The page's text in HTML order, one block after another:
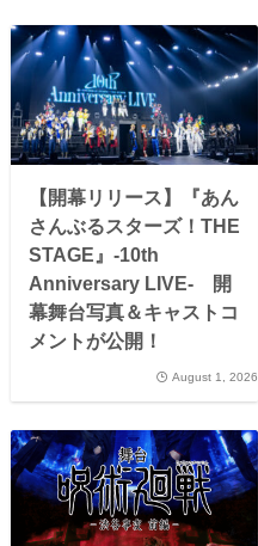
【開幕リリース】『あん
さんぶるスターズ！THE
STAGE』-10th
Anniversary LIVE- 開
幕舞台写真＆キャストコ
メントが公開！
August 1, 2026